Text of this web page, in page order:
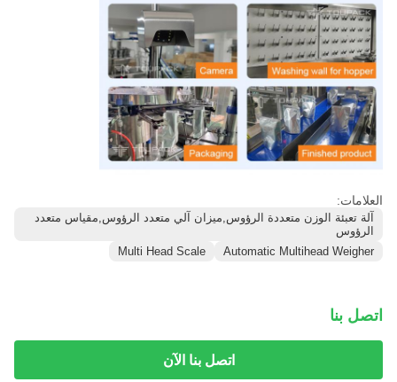
العلامات:
آلة تعبئة الوزن متعددة الرؤوس,ميزان آلي متعدد الرؤوس,مقياس متعدد
الرؤوس
Automatic Multihead Weigher
Multi Head Scale
اتصل بنا
اتصل بنا الآن